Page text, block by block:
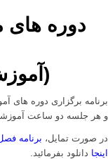
دوره های
برنامه برگزاری دوره های
و هر جلسه دو ساعت
در صورت تمایل،
اینجا دانلود بفرمائید.